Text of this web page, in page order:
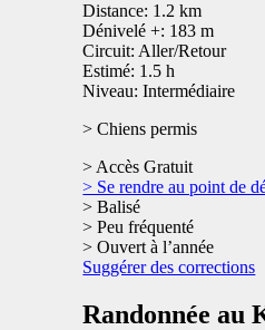
Distance: 1.2 km
Dénivelé +: 183 m
Circuit: Aller/Retour
Estimé: 1.5 h
Niveau: Intermédiaire
> Chiens permis
> Accès Gratuit
> Se rendre au point de
> Balisé
> Peu fréquenté
> Ouvert à l’année
Suggérer des corrections
Randonnée au